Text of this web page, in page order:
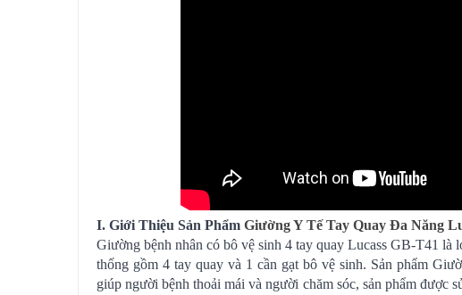
I. Giới Thiệu Sản Phẩm Giường Y Tế Tay Quay Đa Năng
Giường bệnh nhân có bô vệ sinh 4 tay quay Lucass GB-T41 là
thống gồm 4 tay quay và 1 cần gạt bô vệ sinh. Sản phẩm
giúp người bệnh thoải mái và người chăm sóc, sản phẩm được